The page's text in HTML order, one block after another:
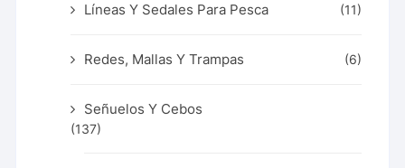
Líneas Y Sedales Para Pesca (11)
Redes, Mallas Y Trampas (6)
Señuelos Y Cebos
(137)